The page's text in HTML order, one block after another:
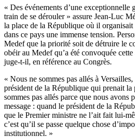
« Des événements d’une exceptionnelle
train de se dérouler » assure Jean-Luc
la place de la République où il
dans ce pays une immense tension.
Medef que la priorité soit de détruire le
obéir au Medef qu’a été convoquée
juge-t-il, en référence au Congrès.
« Nous ne sommes pas allés à Versailles,
président de la République qui prenait
sommes pas allés parce que nous avons
message : quand le président de la
que le Premier ministre ne l’ait fait lui-
c’est qu’il se passe quelque chose
institutionnel. »